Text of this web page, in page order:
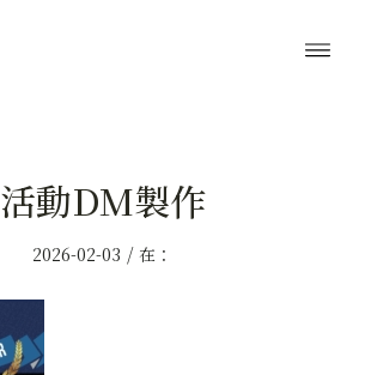
活動DM製作
2026-02-03 / 在：